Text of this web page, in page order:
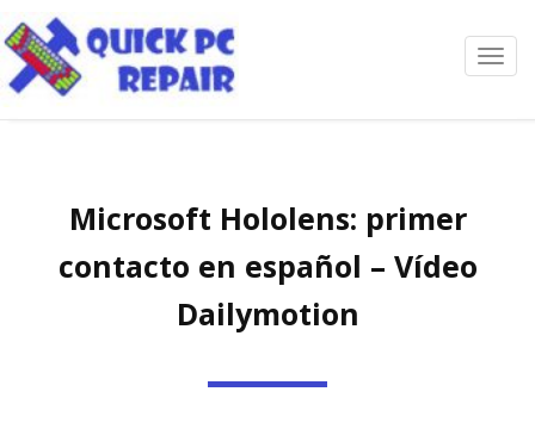
Microsoft Hololens: primer
contacto en español – Vídeo
Dailymotion